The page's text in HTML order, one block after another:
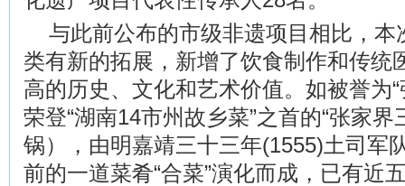
与此前公布的市级非遗项目相比，本
类有新的拓展，新增了饮食制作和传统
高的历史、文化和艺术价值。如被誉为
荣登“湖南14市州故乡菜”之首的“张家界
锅），由明嘉靖三十三年(1555)土司军
前的一道菜肴“合菜”演化而成，已有近